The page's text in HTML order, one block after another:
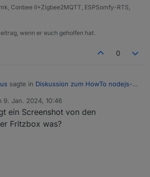
2606:4700::6810:123
registry.npmjs.org
Conbee II+Zigbee2MQTT, ESPSomfy-RTS,
wenn er euch geholfen hat.
0
sagte in Diskussion zum HowTo nodejs-
Windows-Rechner geht!
9. Jan. 2024, 10:46
von
ein Screenshot von den
Fritzbox was?